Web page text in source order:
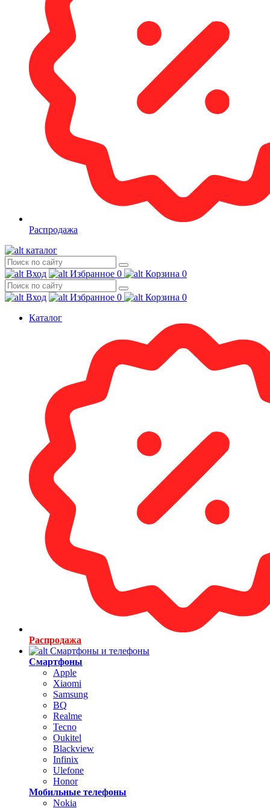
Распродажа
каталог
Вход Избранное 0 Корзина 0
Вход Избранное 0 Корзина 0
Каталог
Распродажа
Смартфоны и телефоны
Смартфоны
Apple
Xiaomi
Samsung
BQ
Realme
Tecno
Oukitel
Blackview
Infinix
Ulefone
Honor
Мобильные телефоны
Nokia